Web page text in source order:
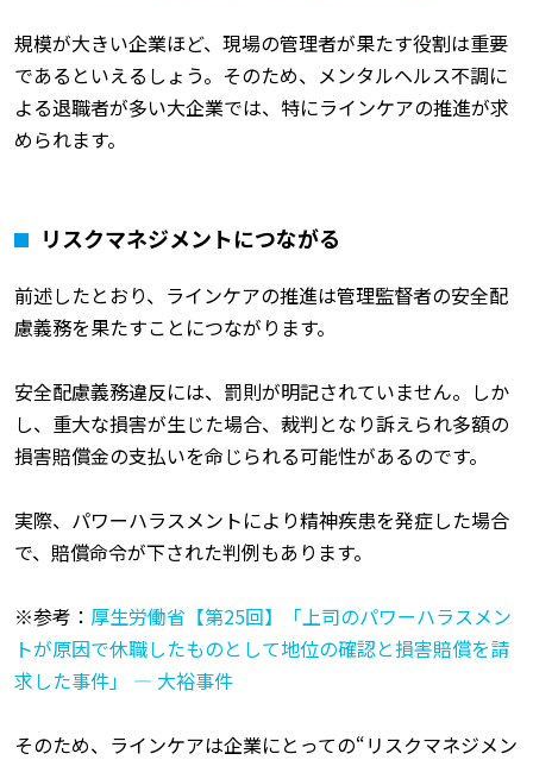
規模が大きい企業ほど、現場の管理者が果たす役割は重要
であるといえるしょう。そのため、メンタルヘルス不調に
よる退職者が多い大企業では、特にラインケアの推進が求
められます。
リスクマネジメントにつながる
前述したとおり、ラインケアの推進は管理監督者の安全配
慮義務を果たすことにつながります。
安全配慮義務違反には、罰則が明記されていません。しか
し、重大な損害が生じた場合、裁判となり訴えられ多額の
損害賠償金の支払いを命じられる可能性があるのです。
実際、パワーハラスメントにより精神疾患を発症した場合
で、賠償命令が下された判例もあります。
※参考： 厚生労働省【第25回】「上司のパワーハラスメン
トが原因で休職したものとして地位の確認と損害賠償を請
求した事件」 ― 大裕事件
そのため、ラインケアは企業にとっての“リスクマネジメン